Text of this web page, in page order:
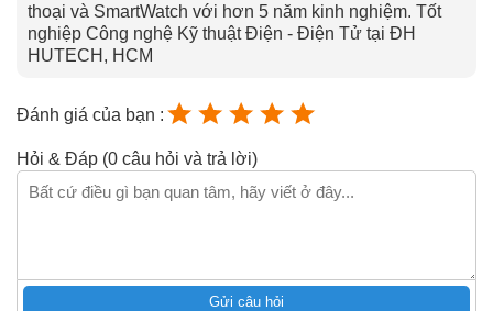
thoại và SmartWatch với hơn 5 năm kinh nghiệm. Tốt
nghiệp Công nghệ Kỹ thuật Điện - Điện Tử tại ĐH
HUTECH, HCM
Đánh giá của bạn :
Hỏi & Đáp (0 câu hỏi và trả lời)
Gửi câu hỏi